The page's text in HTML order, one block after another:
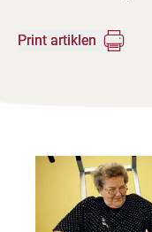
Print artiklen